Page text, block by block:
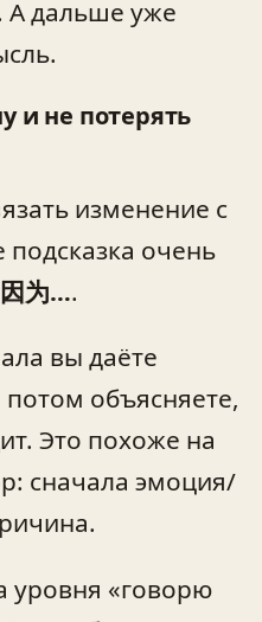
А дальше уже
и не потерять
изменение с
очень
因为….
вы даёте
объясняете,
Это похоже на
сначала эмоция/
уровня «говорю